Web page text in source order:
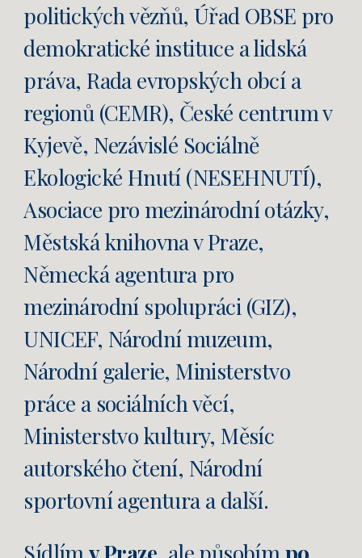
politických vězňů, Úřad OBSE pro
demokratické instituce a lidská
práva, Rada evropských obcí a
regionů (CEMR), České centrum v
Kyjevě, Nezávislé Sociálně
Ekologické Hnutí (NESEHNUTÍ),
Asociace pro mezinárodní otázky,
Městská knihovna v Praze,
Německá agentura pro
mezinárodní spolupráci (GIZ),
UNICEF, Národní muzeum,
Národní galerie, Ministerstvo
práce a sociálních věcí,
Ministerstvo kultury, Měsíc
autorského čtení, Národní
sportovní agentura a další.